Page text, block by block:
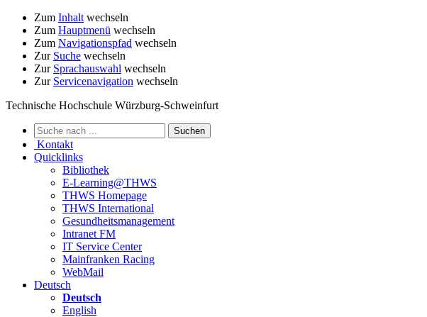
Zum Inhalt wechseln
Zum Hauptmenü wechseln
Zum Navigationspfad wechseln
Zur Suche wechseln
Zur Sprachauswahl wechseln
Zur Servicenavigation wechseln
Technische Hochschule Würzburg-Schweinfurt
Kontakt
Quicklinks
Bibliothek
E-Learning@THWS
THWS Homepage
THWS International
Gesundheitsmanagement
Intranet FM
IT Service Center
Mainfranken Racing
WebMail
Deutsch
Deutsch
English